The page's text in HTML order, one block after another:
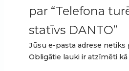
par “Telefona
statīvs DANTO”
Jūsu e-pasta adrese netiks
Obligātie lauki ir atzīmēti